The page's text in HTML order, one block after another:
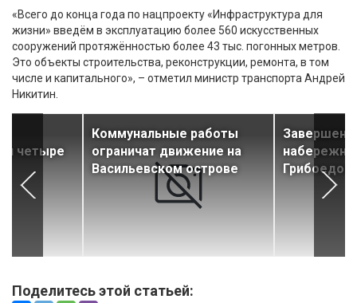
«Всего до конца года по нацпроекту «Инфраструктура для
жизни» введём в эксплуатацию более 560 искусственных
сооружений протяжённостью более 43 тыс. погонных метров.
Это объекты строительства, реконструкции, ремонта, в том
числе и капитального», – отметил министр транспорта Андрей
Никитин.
четыре
Коммунальные работы
ограничат движение на
Васильевском острове
Завершен
Поделитесь этой статьей: